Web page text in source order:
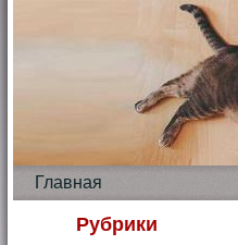
Главная
Рубрики